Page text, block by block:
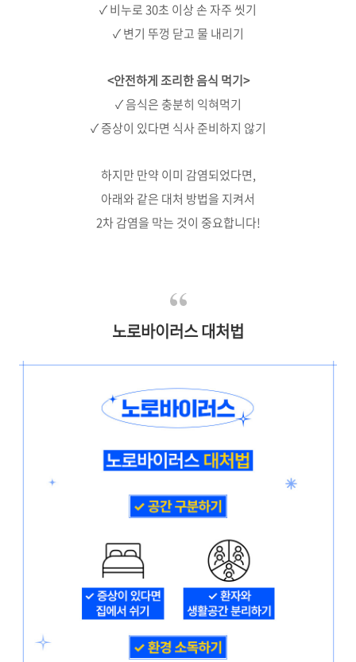
✓ 비누로 30초 이상 손 자주 씻기
✓ 변기 뚜껑 닫고 물 내리기
<안전하게 조리한 음식 먹기>
✓ 음식은 충분히 익혀먹기
✓ 증상이 있다면 식사 준비하지 않기
하지만 만약 이미 감염되었다면,
아래와 같은 대처 방법을 지켜서
2차 감염을 막는 것이 중요합니다!
노로바이러스 대처법